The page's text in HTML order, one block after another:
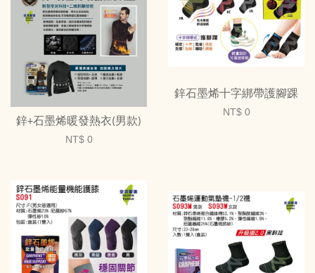
鋅+石墨烯暖發熱衣(男款)
NT$ 0
鋅石墨烯十字綁帶護腳踝
NT$ 0